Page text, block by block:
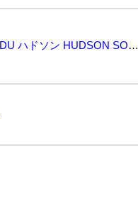
動作保証品 FC ファミコン ファザナドゥ FAXANADU ハドソン HUDSON SOFT 箱説...